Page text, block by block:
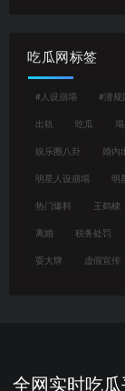
吃瓜网标签
#人设崩塌 #潜规
出轨 吃瓜 塌
娱乐圈八卦 婚内
明星人设崩塌 明
热门爆料 王鹤棣
离婚 税务处罚
耍大牌 虚假宣传
全网实时吃